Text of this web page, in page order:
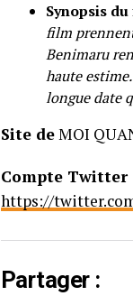
Synopsis
film
Benimaru
haute
longue date
Site deMOI
Compte Twitter
https://
Partager :